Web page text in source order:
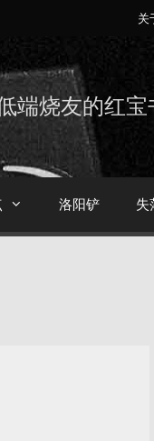
关
端烧友的红宝
洛阳铲 失